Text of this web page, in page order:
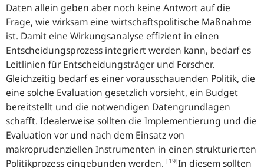
Daten allein geben aber noch keine Antwort auf die
Frage, wie wirksam eine wirtschaftspolitische Maßnahme
ist. Damit eine Wirkungsanalyse effizient in einen
Entscheidungsprozess integriert werden kann, bedarf es
Leitlinien für Entscheidungsträger und Forscher.
Gleichzeitig bedarf es einer vorausschauenden Politik, die
eine solche Evaluation gesetzlich vorsieht, ein Budget
bereitstellt und die notwendigen Datengrundlagen
schafft. Idealerweise sollten die Implementierung und die
Evaluation vor und nach dem Einsatz von
makroprudenziellen Instrumenten in einen strukturierten
Politikprozess eingebunden werden. [19]In diesem sollten